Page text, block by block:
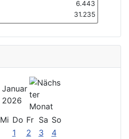
6.443
31.235
Januar
2026
Mi Do Fr Sa So
1
2 3
4